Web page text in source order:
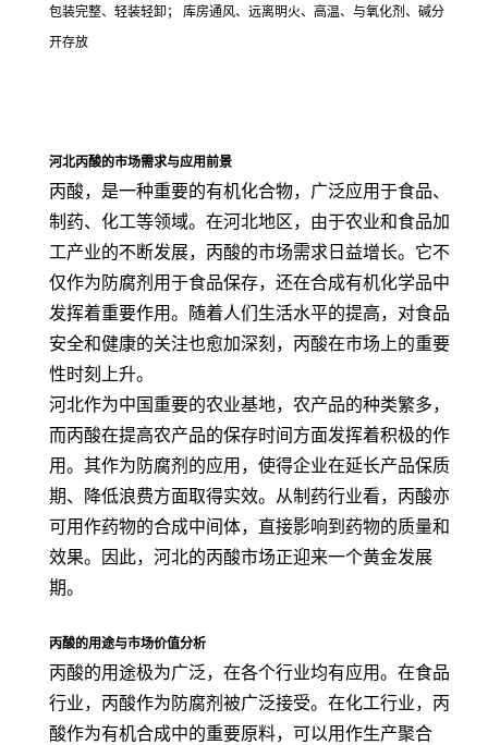
包装完整、轻装轻卸； 库房通风、远离明火、高温、与氧化剂、碱分
开存放
河北丙酸的市场需求与应用前景
丙酸，是一种重要的有机化合物，广泛应用于食品、
制药、化工等领域。在河北地区，由于农业和食品加
工产业的不断发展，丙酸的市场需求日益增长。它不
仅作为防腐剂用于食品保存，还在合成有机化学品中
发挥着重要作用。随着人们生活水平的提高，对食品
安全和健康的关注也愈加深刻，丙酸在市场上的重要
性时刻上升。
河北作为中国重要的农业基地，农产品的种类繁多，
而丙酸在提高农产品的保存时间方面发挥着积极的作
用。其作为防腐剂的应用，使得企业在延长产品保质
期、降低浪费方面取得实效。从制药行业看，丙酸亦
可用作药物的合成中间体，直接影响到药物的质量和
效果。因此，河北的丙酸市场正迎来一个黄金发展
期。
丙酸的用途与市场价值分析
丙酸的用途极为广泛，在各个行业均有应用。在食品
行业，丙酸作为防腐剂被广泛接受。在化工行业，丙
酸作为有机合成中的重要原料，可以用作生产聚合